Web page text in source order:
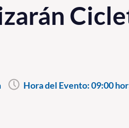
Hora del Evento:09:00